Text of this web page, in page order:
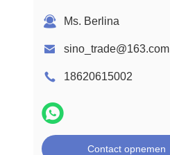
Ms. Berlina
sino_trade@163.com
18620615002
Contact opnemen